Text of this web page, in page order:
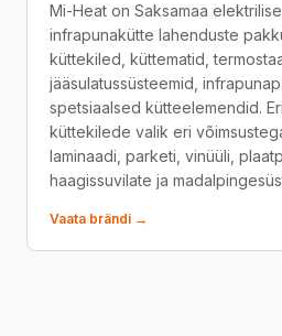
Mi-Heat on Saksamaa
infrapunakütte lahenduste
küttekiled, küttematid,
jääsulatussüsteemid,
spetsiaalsed kütteelemendid.
küttekilede valik eri
laminaadi, parketi, vinüüli,
haagissuvilate ja
Vaata brändi →